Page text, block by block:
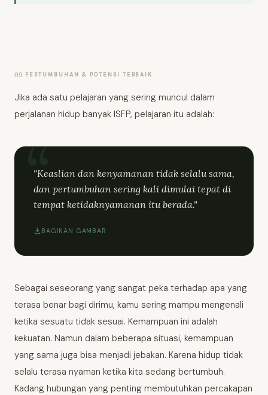
09 PERTUMBUHAN & POTENSI TERBAIK
Jika ada satu pelajaran yang sering muncul dalam
perjalanan hidup banyak ISFP, pelajaran itu adalah:
"Keaslian dan kenyamanan tidak selalu sama,
dan pertumbuhan sering kali dimulai tepat di
tempat ketidaknyamanan itu berada."
BAGIKAN GAMBAR
Sebagai seseorang yang sangat peka terhadap apa yang
terasa benar bagi dirimu, kamu sering mampu mengenali
ketika sesuatu tidak sesuai. Kemampuan ini adalah
kekuatan. Namun dalam beberapa situasi, kemampuan
yang sama juga bisa menjadi jebakan. Karena hidup tidak
selalu terasa nyaman ketika kita sedang bertumbuh.
Kadang hubungan yang penting membutuhkan percakapan